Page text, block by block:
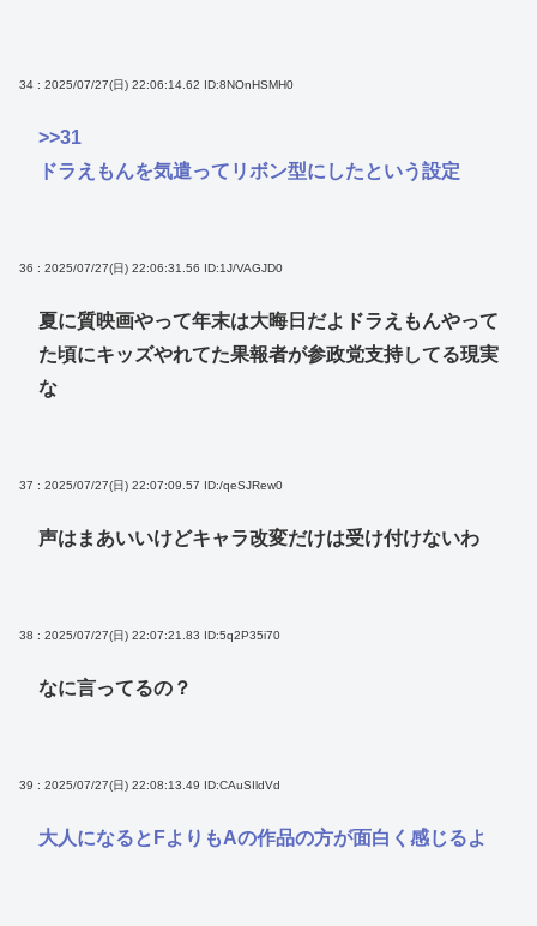
34 : 2025/07/27(日) 22:06:14.62 ID:8NOnHSMH0
>>31
ドラえもんを気遣ってリボン型にしたという設定
36 : 2025/07/27(日) 22:06:31.56 ID:1J/VAGJD0
夏に質映画やって年末は大晦日だよドラえもんやって
た頃にキッズやれてた果報者が参政党支持してる現実
な
37 : 2025/07/27(日) 22:07:09.57 ID:/qeSJRew0
声はまあいいけどキャラ改変だけは受け付けないわ
38 : 2025/07/27(日) 22:07:21.83 ID:5q2P35i70
なに言ってるの？
39 : 2025/07/27(日) 22:08:13.49 ID:CAuSIldVd
大人になるとFよりもAの作品の方が面白く感じるよ